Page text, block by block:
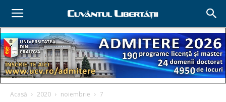
Acasă 2020 noiembrie 7